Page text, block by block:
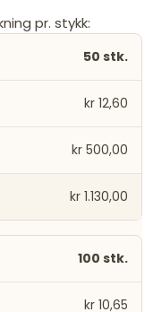
pr. stykk:
50 stk.
kr 12,60
kr 500,00
kr 1.130,00
100 stk.
kr 10,65